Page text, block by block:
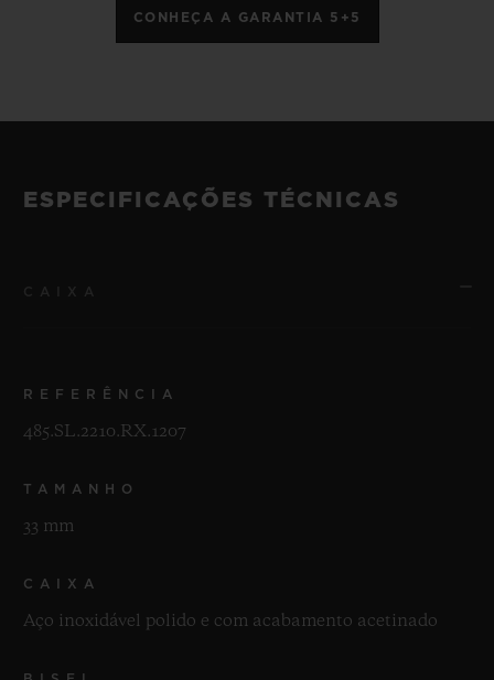
CONHEÇA A GARANTIA 5+5
ESPECIFICAÇÕES TÉCNICAS
REFERÊNCIA
485.SL.2210.RX.1207
TAMANHO
33 mm
CAIXA
Aço inoxidável polido e com acabamento acetinado